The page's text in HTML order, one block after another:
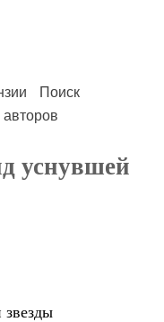
Поиск
уснувшей